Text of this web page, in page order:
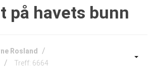
på havets bunn
Rosland
Treff: 6664